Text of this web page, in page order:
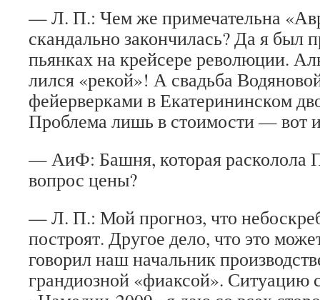
— Л. П.: Чем же примечательна
скандально закончилась? Да я был
пьянках на крейсере революции.
лился «рекой»! А свадьба
фейерверками в Екатерининском
Проблема лишь в стоимости — вот
— АиФ: Башня, которая расколола
вопрос цены?
— Л. П.: Мой прогноз, что
построят. Другое дело, что это
говорил наш начальник
грандиозной «фиаксой». Ситуацию